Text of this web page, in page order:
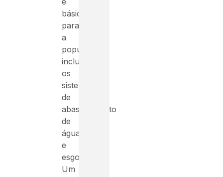
básico
para
a
população,
incluindo
os
sistemas
de
abastecimento
de
água
e
esgoto.
Um